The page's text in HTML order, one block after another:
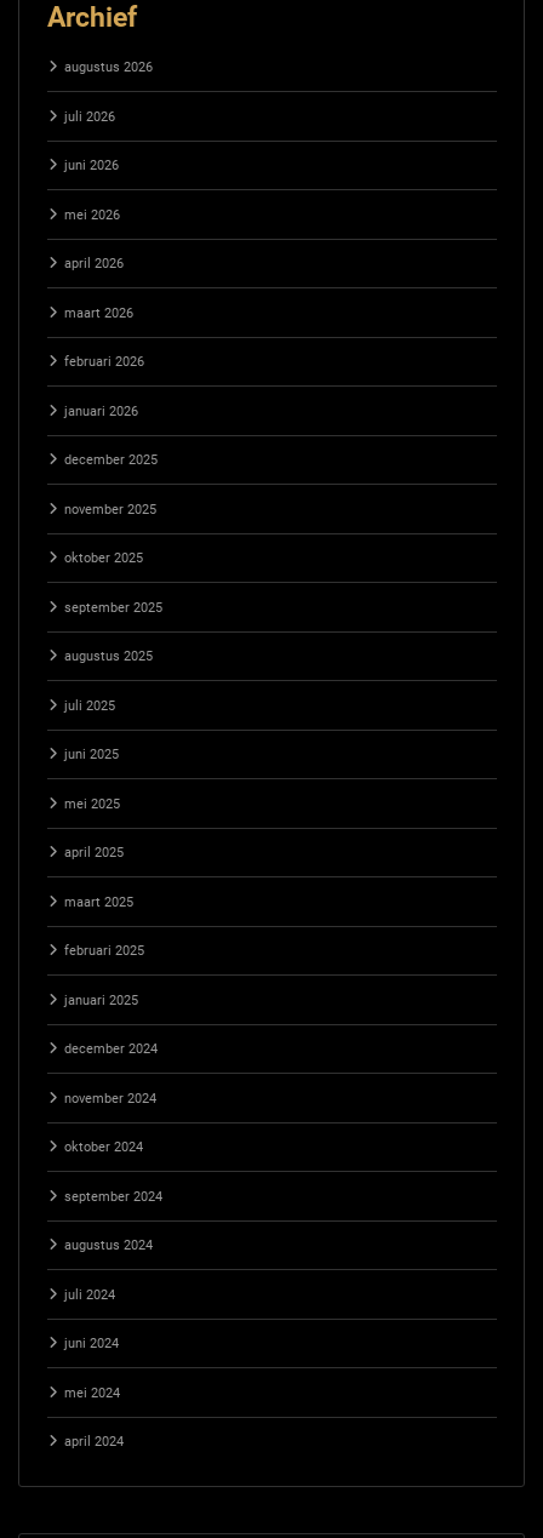
Archief
augustus 2026
juli 2026
juni 2026
mei 2026
april 2026
maart 2026
februari 2026
januari 2026
december 2025
november 2025
oktober 2025
september 2025
augustus 2025
juli 2025
juni 2025
mei 2025
april 2025
maart 2025
februari 2025
januari 2025
december 2024
november 2024
oktober 2024
september 2024
augustus 2024
juli 2024
juni 2024
mei 2024
april 2024